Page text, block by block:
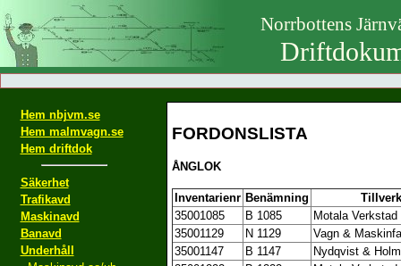
Norrbottens
Hem nbjvm.se
Hem malmvagn.se
Hem driftdok
Säkerhet
Trafikavd
Maskinavd
Banavd
Underhåll
FORDONSLISTA
ÅNGLOK
Inventarienr Benämning
35001085
B 1085
Motala Verkstad
35001129
N 1129
Vagn &
35001147
B 1147
Nydqvist &